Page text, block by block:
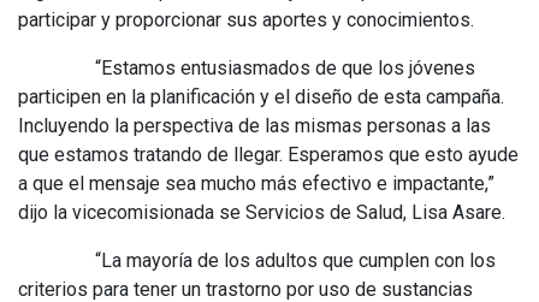
participar y proporcionar sus aportes y conocimientos.
“Estamos entusiasmados de que los jóvenes
participen en la planificación y el diseño de esta campaña.
Incluyendo la perspectiva de las mismas personas a las
que estamos tratando de llegar. Esperamos que esto ayude
a que el mensaje sea mucho más efectivo e impactante,”
dijo la vicecomisionada se Servicios de Salud, Lisa Asare.
“La mayoría de los adultos que cumplen con los
criterios para tener un trastorno por uso de sustancias